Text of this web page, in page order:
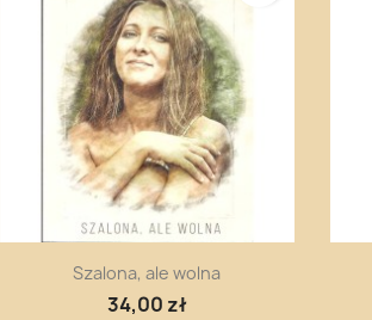
Szybki podgląd
Szalona, ale wolna
34,00 zł